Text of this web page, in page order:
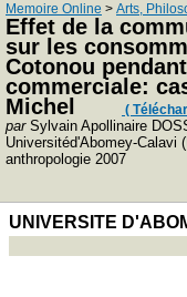
Memoire Online > Arts,
Effet de la
sur les
Cotonou
commerciale:
Michel
(
parSylvain Apollinaire
Universitéd'Abomey-Calavi
anthropologie 2007
UNIVERSITE